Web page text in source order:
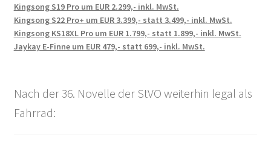
Kingsong S19 Pro um EUR 2.299,- inkl. MwSt.
Kingsong S22 Pro+ um EUR 3.399,- statt 3.499,- inkl. MwSt.
Kingsong KS18XL Pro um EUR 1.799,- statt 1.899,- inkl. MwSt.
Jaykay E-Finne um EUR 479,- statt 699,- inkl. MwSt.
Nach der 36. Novelle der StVO weiterhin legal als
Fahrrad: